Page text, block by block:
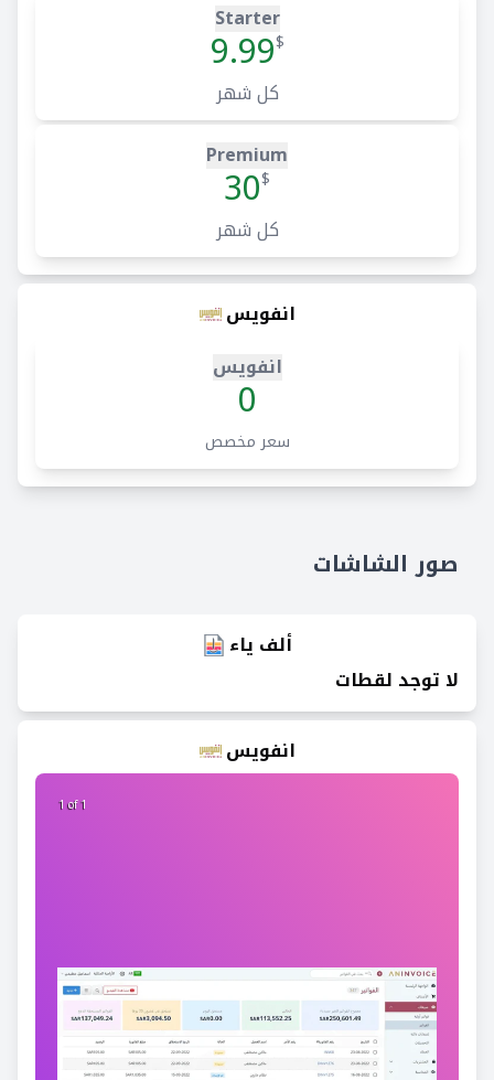
Starter
$
9.99
كل شهر
Premium
$
30
كل شهر
انفويس
انفويس
0
سعر مخصص
صور الشاشات
ألف ياء
لا توجد لقطات
انفويس
1 of 1